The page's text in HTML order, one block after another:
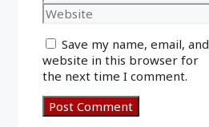
Website
Save my name, email, and
website in this browser for
the next time I comment.